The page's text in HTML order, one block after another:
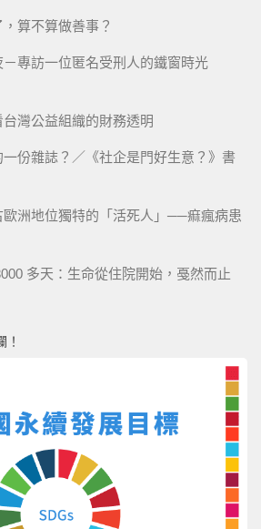
算不算做善事？
專訪一位匿名受刑人的鐵窗時光
灣公益組織的財務透明
一份雜誌？／《社企是門好生意？》書
歐洲地位獨特的「活死人」──痲瘋病患
多天：生命從住院開始，戞然而止